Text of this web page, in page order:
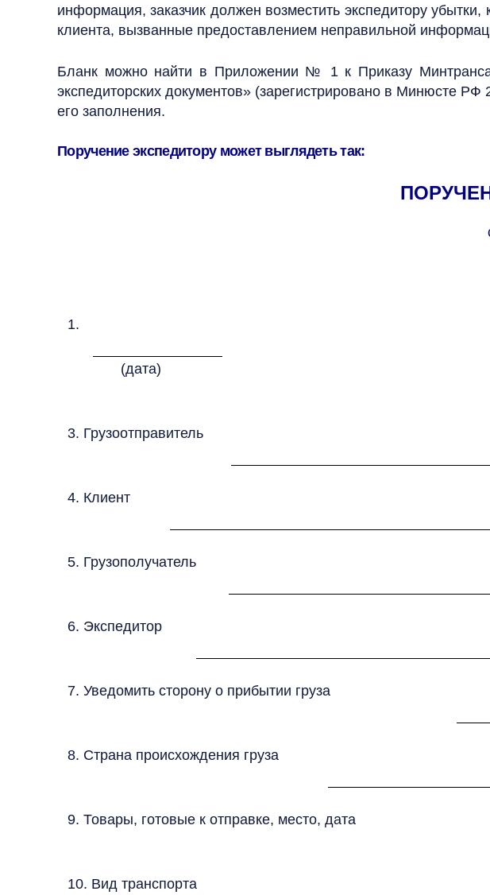
информация, заказчик должен возместить экспедитору
клиента, вызванные предоставлением неправильной
Бланк можно найти в Приложении № 1 к Приказу
экспедиторских документов» (зарегистрировано в Минюсте
его заполнения.
Поручение экспедитору может выглядеть так:
1.
(дата)
3. Грузоотправитель
4. Клиент
5. Грузополучатель
6. Экспедитор
7. Уведомить сторону о прибытии груза
8. Страна происхождения груза
9. Товары, готовые к отправке, место, дата
10. Вид транспорта